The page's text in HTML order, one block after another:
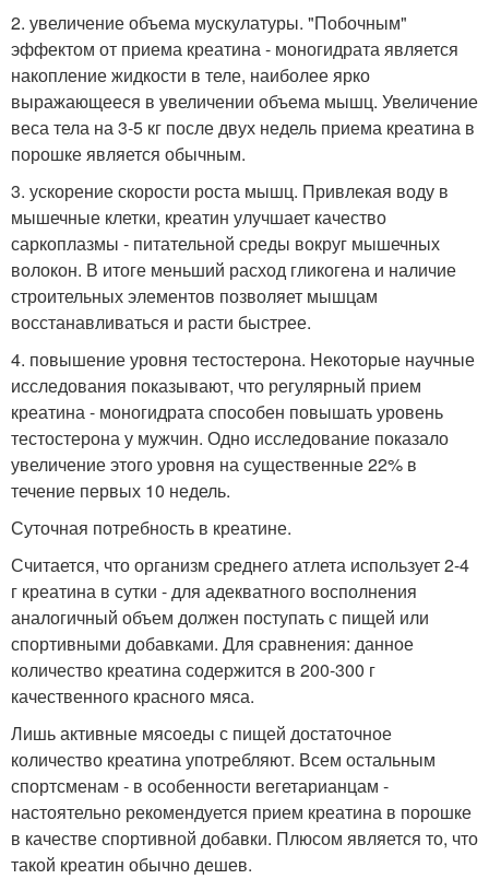
2. увеличение объема мускулатуры. "Побочным"
эффектом от приема креатина - моногидрата является
накопление жидкости в теле, наиболее ярко
выражающееся в увеличении объема мышц. Увеличение
веса тела на 3-5 кг после двух недель приема креатина в
порошке является обычным.
3. ускорение скорости роста мышц. Привлекая воду в
мышечные клетки, креатин улучшает качество
саркоплазмы - питательной среды вокруг мышечных
волокон. В итоге меньший расход гликогена и наличие
строительных элементов позволяет мышцам
восстанавливаться и расти быстрее.
4. повышение уровня тестостерона. Некоторые научные
исследования показывают, что регулярный прием
креатина - моногидрата способен повышать уровень
тестостерона у мужчин. Одно исследование показало
увеличение этого уровня на существенные 22% в
течение первых 10 недель.
Суточная потребность в креатине.
Считается, что организм среднего атлета использует 2-4
г креатина в сутки - для адекватного восполнения
аналогичный объем должен поступать с пищей или
спортивными добавками. Для сравнения: данное
количество креатина содержится в 200-300 г
качественного красного мяса.
Лишь активные мясоеды с пищей достаточное
количество креатина употребляют. Всем остальным
спортсменам - в особенности вегетарианцам -
настоятельно рекомендуется прием креатина в порошке
в качестве спортивной добавки. Плюсом является то, что
такой креатин обычно дешев.